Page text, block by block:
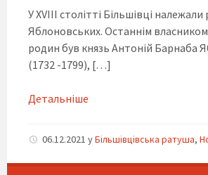
У XVIII столітті Більшівці належали
Яблоновських. Останнім власником
родин був князь Антоній Барнаба
(1732 -1799), […]
Детальніше
06.12.2021 yБільшівцівська ратуша,